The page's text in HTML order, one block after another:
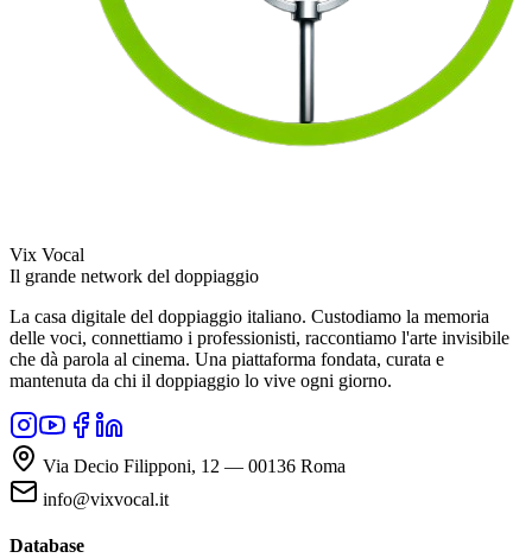
Vix Vocal
Il grande network del doppiaggio
La casa digitale del doppiaggio italiano. Custodiamo la memoria
delle voci, connettiamo i professionisti, raccontiamo l'arte invisibile
che dà parola al cinema. Una piattaforma fondata, curata e
mantenuta da chi il doppiaggio lo vive ogni giorno.
Via Decio Filipponi, 12 — 00136 Roma
info@vixvocal.it
Database